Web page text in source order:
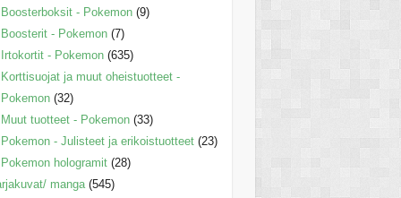
Boosterboksit - Pokemon (9)
Boosterit - Pokemon (7)
Irtokortit - Pokemon (635)
Korttisuojat ja muut oheistuotteet -
Pokemon (32)
Muut tuotteet - Pokemon (33)
Pokemon - Julisteet ja erikoistuotteet (23)
Pokemon hologramit (28)
manga (545)